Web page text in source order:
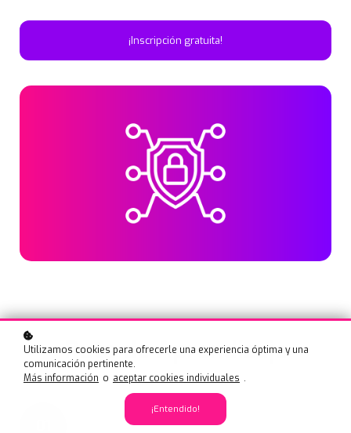
¡Inscripción gratuita!
Ruta de Aprendizaje
Utilizamos cookies para ofrecerle una experiencia óptima y una
comunicación pertinente.
Más información o aceptar cookies individuales .
¡Entendido!